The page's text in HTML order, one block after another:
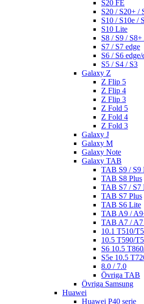
S20 FE
S20 / S20+ /
S10 / S10e /
S10 Lite
S8 / S9 /
S7 / S7 edge
S6 / S6 edge/
S5 / S4 / S3
Galaxy Z
Z Flip 5
Z Flip 4
Z Flip 3
Z Fold 5
Z Fold 4
Z Fold 3
Galaxy J
Galaxy M
Galaxy Note
Galaxy TAB
TAB S9 / S9
TAB S8 Plus
TAB S7 / S7
TAB S7 Plus
TAB S6 Lite
TAB A9 /
TAB A7 /
10.1 T510/
10.5 T590/
S6 10.5
S5e 10.5
8.0 / 7.0
Övriga TAB
Övriga Samsung
Huawei
Huawei P40 serie